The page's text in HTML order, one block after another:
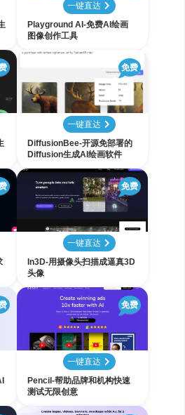
一键直达
Playground AI-免费AI绘画
图像创作工具
免费
一键直达
DiffusionBee-开源免部署的
Diffusion生成AI绘画软件
免费
一键直达
In3D-用摄像头扫描成逼真3D
头像
免费
一键直达
Pencil-帮助品牌和机构快速
测试无限创意